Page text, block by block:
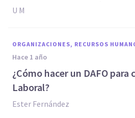
U M
ORGANIZACIONES, RECURSOS
hace 1 año
¿Cómo hacer un DAFO
Laboral?
Ester Fernández